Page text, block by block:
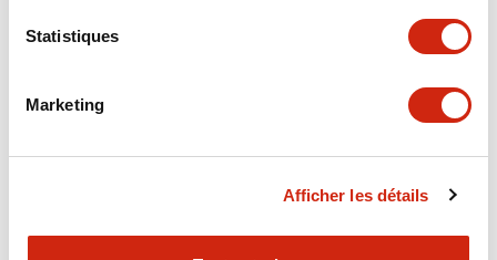
Statistiques
Marketing
Afficher les détails
Tout développer+